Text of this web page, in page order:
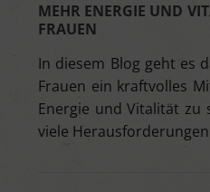
MEHR ENERGIE UND
FRAUEN
In diesem Blog geht es
Frauen ein kraftvolles
Energie und Vitalität zu
viele